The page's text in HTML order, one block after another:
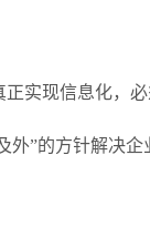
实现信息化，
外”的方针解决